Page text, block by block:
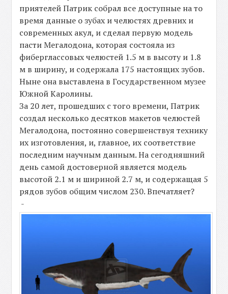
приятелей Патрик собрал все доступные на то
время данные о зубах и челюстях древних и
современных акул, и сделал первую модель
пасти Мегалодона, которая состояла из
фиберглассовых челюстей 1.5 м в высоту и 1.8
м в ширину, и содержала 175 настоящих зубов.
Ныне она выставлена в Государственном музее
Южной Каролины.
За 20 лет, прошедших с того времени, Патрик
создал несколько десятков макетов челюстей
Мегалодона, постоянно совершенствуя технику
их изготовления, и, главное, их соответствие
последним научным данным. На сегодняшний
день самой достоверной является модель
высотой 2.1 м и шириной 2.7 м, и содержащая 5
рядов зубов общим числом 230. Впечатляет?
-